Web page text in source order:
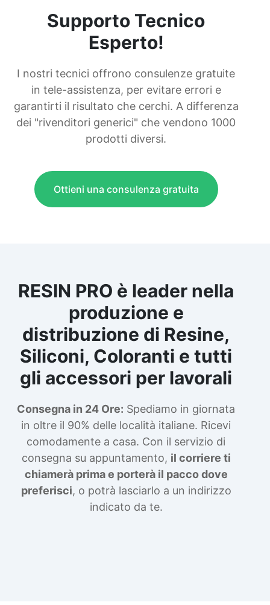
Supporto Tecnico
Esperto!
I nostri tecnici offrono consulenze gratuite
in tele-assistenza, per evitare errori e
garantirti il risultato che cerchi. A differenza
dei "rivenditori generici" che vendono 1000
prodotti diversi.
Ottieni una consulenza gratuita
RESIN PRO è leader nella
produzione e
distribuzione di Resine,
Siliconi, Coloranti e tutti
gli accessori per lavorali
Consegna in 24 Ore: Spediamo in giornata
in oltre il 90% delle località italiane. Ricevi
comodamente a casa. Con il servizio di
consegna su appuntamento, il corriere ti
chiamerà prima e porterà il pacco dove
preferisci, o potrà lasciarlo a un indirizzo
indicato da te.